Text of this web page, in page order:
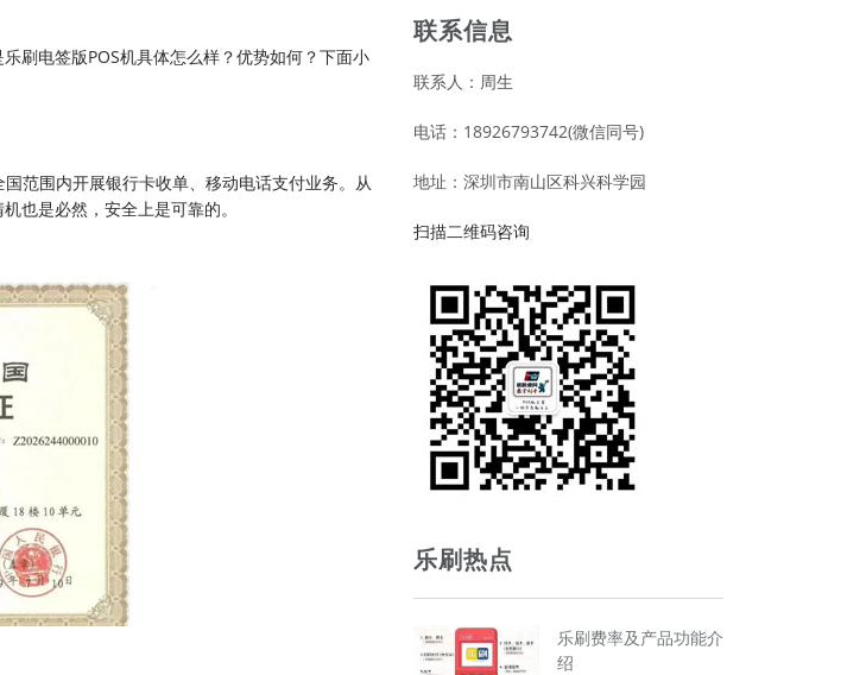
刷电签版POS机具体怎么样？优势如何？下面小
范围内开展银行卡收单、移动电话支付业务。从
也是必然，安全上是可靠的。
联系信息
联系人：周生
电话：18926793742(微信同号)
地址：深圳市南山区科兴科学园
扫描二维码咨询
乐刷热点
乐刷费率及产品功能介
绍